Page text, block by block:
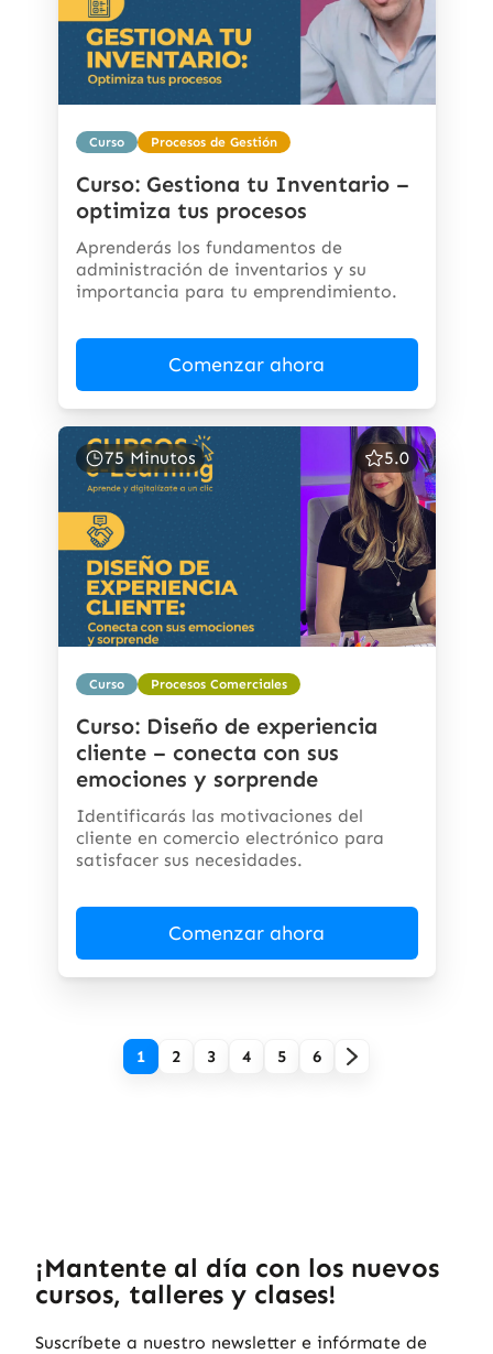
Curso Procesos de Gestión
Curso: Gestiona tu Inventario –
optimiza tus procesos
Aprenderás los fundamentos de
administración de inventarios y su
importancia para tu emprendimiento.
Comenzar ahora
75 Minutos 5.0
Curso Procesos Comerciales
Curso: Diseño de experiencia
cliente – conecta con sus
emociones y sorprende
Identificarás las motivaciones del
cliente en comercio electrónico para
satisfacer sus necesidades.
Comenzar ahora
1 2 3 4 5 6
¡Mantente al día con los nuevos
cursos, talleres y clases!
Suscríbete a nuestro newsletter e infórmate de